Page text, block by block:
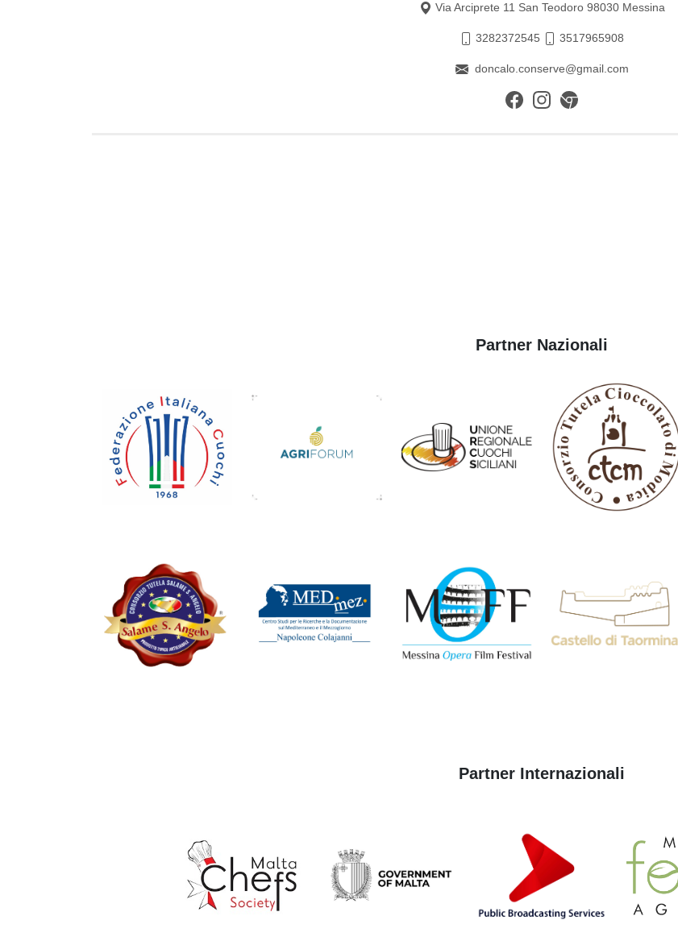
Via Arciprete 11 San Teodoro 98030 Messina
3282372545 3517965908
doncalo.conserve@gmail.com
Partner Nazionali
Partner Internazionali